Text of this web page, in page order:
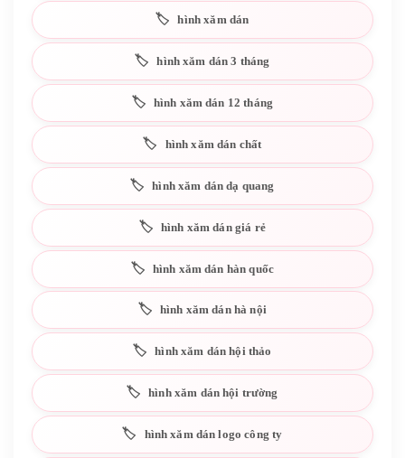
hình xăm dán
hình xăm dán 3 tháng
hình xăm dán 12 tháng
hình xăm dán chất
hình xăm dán dạ quang
hình xăm dán giá rẻ
hình xăm dán hàn quốc
hình xăm dán hà nội
hình xăm dán hội thảo
hình xăm dán hội trường
hình xăm dán logo công ty